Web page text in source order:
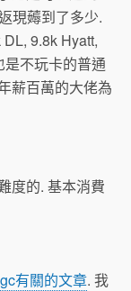
現薅到了多少.
9.8k Hyatt,
是不玩卡的普通
薪百萬的大佬為
度的. 基本消費
gc有關的文章. 我